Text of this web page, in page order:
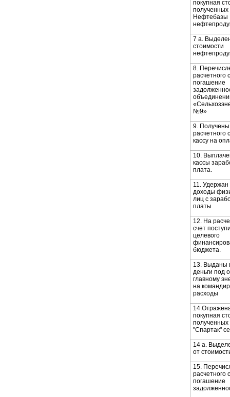
покупная
полученных
7 а.
стоимости
8.
расчетного
погашение
№9»
9. Получены
расчетного
кассу на
10.
кассы
плата.
11. Удержан
доходы
лиц с
платы
12. На
счет
целевого
бюджета.
13. Выданы
деньги под
главному
на
расходы
покупная
"Спартак"
14 а.
от
15.
расчетного
погашение